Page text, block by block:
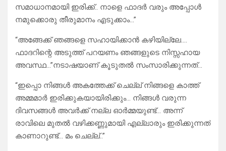
സമാധാനമായി ഇരിക്ക്.. നാളെ ഫാദർ വരും അപ്പോൾ
നമുക്കൊരു തീരുമാനം എടുക്കാം…”
“അങ്ങേക്ക് ഞങ്ങളെ സഹായിക്കാൻ കഴിയില്ലേ….
ഫാദറിന്റെ അടുത്ത് പറയണം ഞങ്ങളുടെ നിസ്സഹായ
അവസ്ഥ…”നടാഷയാണ് കൂടുതൽ സംസാരിക്കുന്നത്…
“ഇപ്പൊ നിങ്ങൾ അകത്തേക്ക് ചെല്ല് നിങ്ങളെ കാത്ത്
അമ്മമാർ ഇരിക്കുകയായിരിക്കും… നിങ്ങൾ വരുന്ന
ദിവസങ്ങൾ അവർക്ക് നല്ല ഓർമ്മയുണ്ട്… അന്ന്
രാവിലെ മുതൽ വഴിക്കണ്ണുമായി എല്ലാരും ഇരിക്കുന്നത്
കാണാറുണ്ട്… മം ചെല്ല്..”